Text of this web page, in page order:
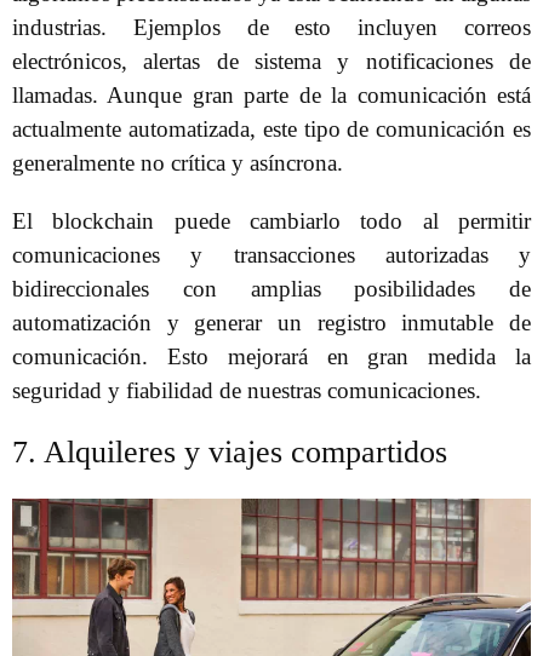
industrias. Ejemplos de esto incluyen correos
electrónicos, alertas de sistema y notificaciones de
llamadas. Aunque gran parte de la comunicación está
actualmente automatizada, este tipo de comunicación es
generalmente no crítica y asíncrona.
El blockchain puede cambiarlo todo al permitir
comunicaciones y transacciones autorizadas y
bidireccionales con amplias posibilidades de
automatización y generar un registro inmutable de
comunicación. Esto mejorará en gran medida la
seguridad y fiabilidad de nuestras comunicaciones.
7. Alquileres y viajes compartidos